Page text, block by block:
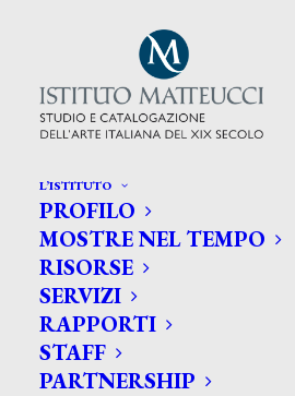
L’ISTITUTO
PROFILO
MOSTRE NEL TEMPO
RISORSE
SERVIZI
RAPPORTI
STAFF
PARTNERSHIP
CERCA TRA GLI ARTISTI:
Search
for: